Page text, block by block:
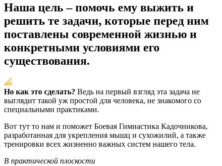
Наша цель – помочь ему выжить и
решить те задачи, которые перед ним
поставлены современной жизнью и
конкретными условиями его
существования.
Но как это сделать? Ведь на первый взгляд эта задача не
выглядит такой уж простой для человека, не знакомого со
специальными практиками.
Вот тут то нам и поможет Боевая Гимнастика Кадочникова,
разработанная для укрепления мышц и сухожилий, а также
тренировки всех жизненно важных систем нашего тела.
В практической плоскости